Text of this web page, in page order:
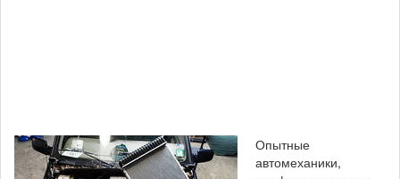
Опытные
автомеханики,